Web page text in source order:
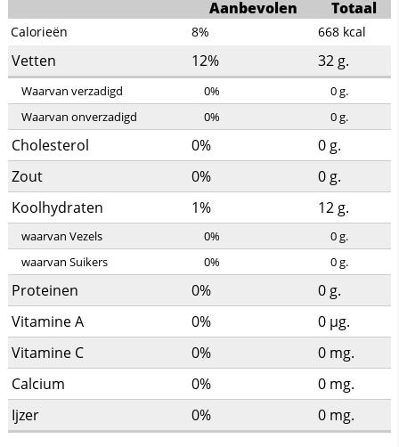
Aanbevolen Totaal
Calorieën 8% 668 kcal
Vetten 12% 32 g.
Waarvan verzadigd 0% 0g.
Waarvan onverzadigd
0% 0g.
Cholesterol 0% 0 g.
Zout
0% 0 g.
Koolhydraten
1% 12 g.
waarvan Vezels 0% 0g.
waarvan Suikers
0% 0g.
Proteinen 0% 0 g.
Vitamine A
0% 0 µg.
Vitamine C
0% 0 mg.
Calcium
0% 0 mg.
Ijzer
0% 0 mg.